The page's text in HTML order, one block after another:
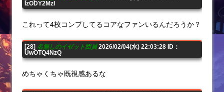
IzODY2MzI
これって4枚コンプしてるコアなファンいるんだろうか？
[28] 名無しのイゼット団員2026/02/04(水) 22:03:28 ID：
UwOTQ4NzQ
めちゃくちゃ既視感あるな